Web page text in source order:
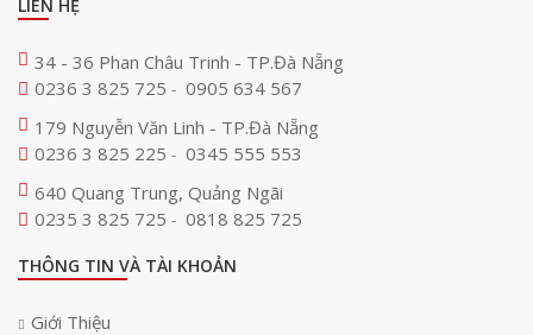
LIÊN HỆ
34 - 36 Phan Châu Trinh - TP.Đà Nẵng
0236 3 825 725 - 0905 634 567
179 Nguyễn Văn Linh - TP.Đà Nẵng
0236 3 825 225 - 0345 555 553
640 Quang Trung, Quảng Ngãi
0235 3 825 725 - 0818 825 725
THÔNG TIN VÀ TÀI KHOẢN
Giới Thiệu